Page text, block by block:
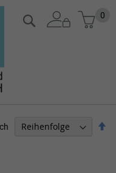
Zum
Inhalt
0
Suche